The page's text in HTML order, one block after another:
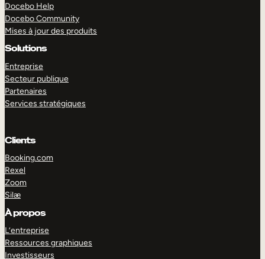
Docebo Help
Docebo Community
Mises à jour des produits
Solutions
Entreprise
Secteur publique
Partenaires
Services stratégiques
Clients
Booking.com
Rexel
Zoom
Silæ
À propos
L’entreprise
Ressources graphiques
Investisseurs